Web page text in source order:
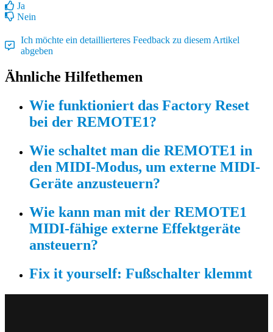
Ja
Nein
Ich möchte ein detaillierteres Feedback zu diesem Artikel
abgeben
Ähnliche Hilfethemen
Wie funktioniert das Factory Reset
bei der REMOTE1?
Wie schaltet man die REMOTE1 in
den MIDI-Modus, um externe MIDI-
Geräte anzusteuern?
Wie kann man mit der REMOTE1
MIDI-fähige externe Effektgeräte
ansteuern?
Fix it yourself: Fußschalter klemmt